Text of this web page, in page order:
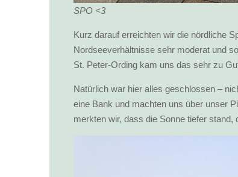
SPO <3
Kurz darauf erreichten wir die nördliche
Nordseeverhältnisse sehr moderat und
St. Peter-Ording kam uns das sehr zu
Natürlich war hier alles geschlossen –
eine Bank und machten uns über unser
merkten wir, dass die Sonne tiefer stand,